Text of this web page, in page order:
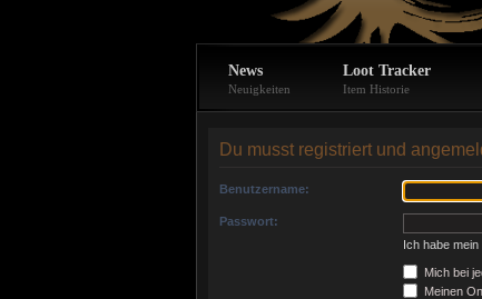
News
Neuigkeiten
Loot Tracker
Item Historie
Du musst registriert und
Benutzername:
Passwort:
Ich habe
Mich bei
Meinen